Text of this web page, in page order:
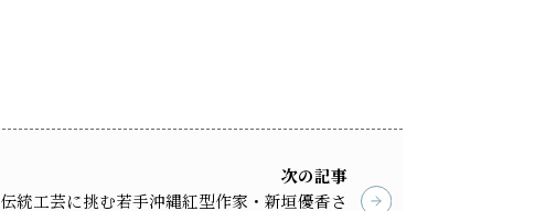
次の記事
伝統工芸に挑む若手沖縄紅型作家・新垣優香さ